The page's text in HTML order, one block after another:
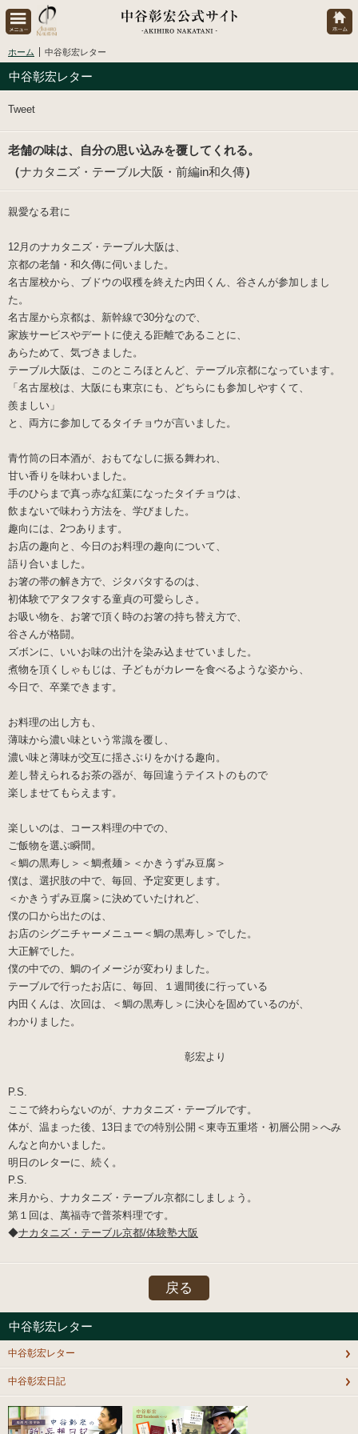
ホーム 中谷彰宏レター
中谷彰宏レター
Tweet
老舗の味は、自分の思い込みを覆してくれる。
（ナカタニズ・テーブル大阪・前編in和久傳）
親愛なる君に
12月のナカタニズ・テーブル大阪は、
京都の老舗・和久傳に伺いました。
名古屋校から、ブドウの収穫を終えた内田くん、谷さんが参加しまし
た。
名古屋から京都は、新幹線で30分なので、
家族サービスやデートに使える距離であることに、
あらためて、気づきました。
テーブル大阪は、このところほとんど、テーブル京都になっています。
「名古屋校は、大阪にも東京にも、どちらにも参加しやすくて、
羨ましい」
と、両方に参加してるタイチョウが言いました。
青竹筒の日本酒が、おもてなしに振る舞われ、
甘い香りを味わいました。
手のひらまで真っ赤な紅葉になったタイチョウは、
飲まないで味わう方法を、学びました。
趣向には、2つあります。
お店の趣向と、今日のお料理の趣向について、
語り合いました。
お箸の帯の解き方で、ジタバタするのは、
初体験でアタフタする童貞の可愛らしさ。
お吸い物を、お箸で頂く時のお箸の持ち替え方で、
谷さんが格闘。
ズボンに、いいお味の出汁を染み込ませていました。
煮物を頂くしゃもじは、子どもがカレーを食べるような姿から、
今日で、卒業できます。
お料理の出し方も、
薄味から濃い味という常識を覆し、
濃い味と薄味が交互に揺さぶりをかける趣向。
差し替えられるお茶の器が、毎回違うテイストのもので
楽しませてもらえます。
楽しいのは、コース料理の中での、
ご飯物を選ぶ瞬間。
＜鯛の黒寿し＞＜鯛煮麺＞＜かきうずみ豆腐＞
僕は、選択肢の中で、毎回、予定変更します。
＜かきうずみ豆腐＞に決めていたけれど、
僕の口から出たのは、
お店のシグニチャーメニュー＜鯛の黒寿し＞でした。
大正解でした。
僕の中での、鯛のイメージが変わりました。
テーブルで行ったお店に、毎回、１週間後に行っている
内田くんは、次回は、＜鯛の黒寿し＞に決心を固めているのが、
わかりました。
彰宏より
P.S.
ここで終わらないのが、ナカタニズ・テーブルです。
体が、温まった後、13日までの特別公開＜東寺五重塔・初層公開＞へみ
んなと向かいました。
明日のレターに、続く。
P.S.
来月から、ナカタニズ・テーブル京都にしましょう。
第１回は、萬福寺で普茶料理です。
◆ナカタニズ・テーブル京都/体験塾大阪
戻る
中谷彰宏レター
中谷彰宏レター
中谷彰宏日記